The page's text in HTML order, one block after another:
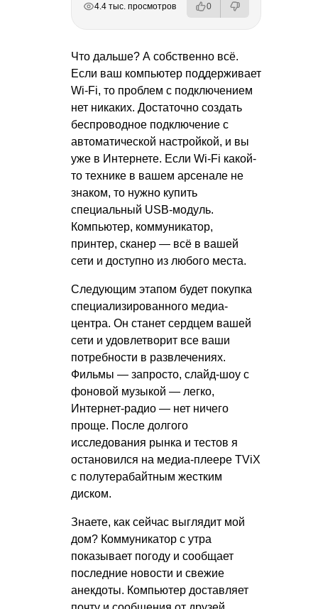
4.4 тыс. просмотров 0
Что дальше? А собственно всё.
Если ваш компьютер поддерживает
Wi-Fi, то проблем с подключением
нет никаких. Достаточно создать
беспроводное подключение с
автоматической настройкой, и вы
уже в Интернете. Если Wi-Fi какой-
то технике в вашем арсенале не
знаком, то нужно купить
специальный USB-модуль.
Компьютер, коммуникатор,
принтер, сканер — всё в вашей
сети и доступно из любого места.
Следующим этапом будет покупка
специализированного медиа-
центра. Он станет сердцем вашей
сети и удовлетворит все ваши
потребности в развлечениях.
Фильмы — запросто, слайд-шоу с
фоновой музыкой — легко,
Интернет-радио — нет ничего
проще. После долгого
исследования рынка и тестов я
остановился на медиа-плеере TViX
с полутерабайтным жестким
диском.
Знаете, как сейчас выглядит мой
дом? Коммуникатор с утра
показывает погоду и сообщает
последние новости и свежие
анекдоты. Компьютер доставляет